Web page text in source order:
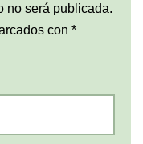
no será publicada.
con *